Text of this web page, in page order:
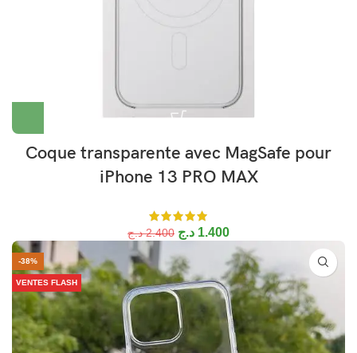
Coque transparente avec MagSafe pour
iPhone 13 PRO MAX
2.400 د.ج 1.400 د.ج
-38%
VENTES FLASH